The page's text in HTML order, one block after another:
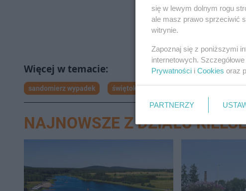
sandomierz wypadek świętokrzyskie wypadek
NAJNOWSZE Z DZIAŁU
się w lewym dolnym rogu
ale masz prawo sprzeciwić
witrynie.
Zapoznaj się z poniższymi
internetowych.
Prywatności i Cookies oraz
PARTNERZY